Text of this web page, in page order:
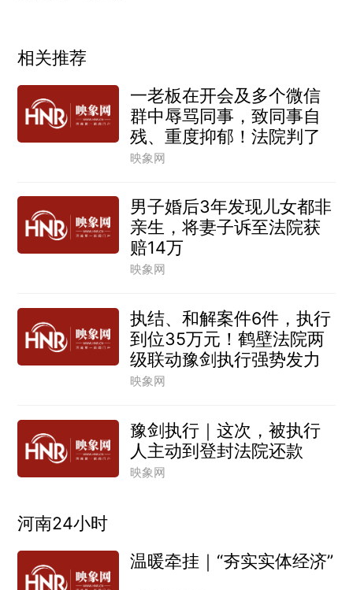
相关推荐
一老板在开会及多个微信
群中辱骂同事，致同事自
残、重度抑郁！法院判了
映象网
男子婚后3年发现儿女都非
亲生，将妻子诉至法院获
赔14万
映象网
执结、和解案件6件，执行
到位35万元！鹤壁法院两
级联动豫剑执行强势发力
映象网
豫剑执行｜这次，被执行
人主动到登封法院还款
映象网
河南24小时
温暖牵挂｜“夯实实体经济”